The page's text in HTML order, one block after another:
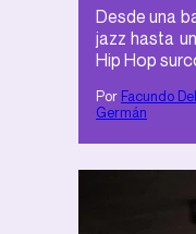
Desde una
jazz hasta
Hip Hop
Por Facundo
Germán